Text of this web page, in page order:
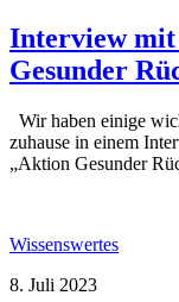
Interview mit
Gesunder
Wir haben einige
zuhause in einem
„Aktion Gesunder
Wissenswertes
8. Juli 2023